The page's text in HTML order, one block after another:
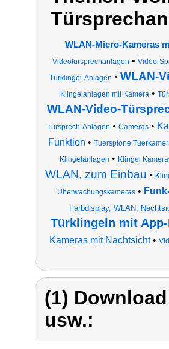
WLAN-Micro-Kameras
Videotürsprechanlagen • Video-
Türklingel-Anlagen • WLAN-
Klingelanlagen mit Kamera •
WLAN-Video-
Türsprech-Anlagen • Cameras •
Funktion • Tuerspione
Klingelanlagen • Klingel
WLAN, zum Einbau •
Überwachungskameras•
Farbdisplay, WLAN,
Türklingeln mit
Kameras mit Nachtsicht•
(1)
usw.: